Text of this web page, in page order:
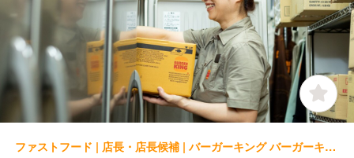
ファストフード | 店長・店長候補 | バーガーキング バーガーキングイオンモール出雲店